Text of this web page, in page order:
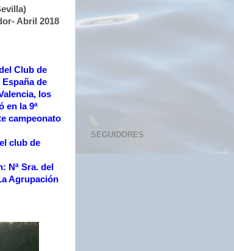
Abril 2018
Club de
España de
los
en la 9ª
campeonato
club de
Nª Sra. del
Agrupación
SEGUIDORES